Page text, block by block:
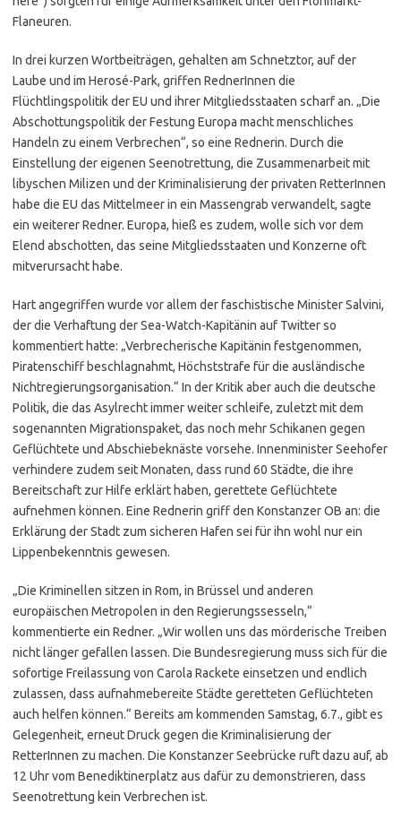
Flaneuren.
In drei kurzen Wortbeiträgen, gehalten am Schnetztor, auf der
Laube und im Herosé-Park, griffen RednerInnen die
Flüchtlingspolitik der EU und ihrer Mitgliedsstaaten scharf an. „Die
Abschottungspolitik der Festung Europa macht menschliches
Handeln zu einem Verbrechen“, so eine Rednerin. Durch die
Einstellung der eigenen Seenotrettung, die Zusammenarbeit mit
libyschen Milizen und der Kriminalisierung der privaten RetterInnen
habe die EU das Mittelmeer in ein Massengrab verwandelt, sagte
ein weiterer Redner. Europa, hieß es zudem, wolle sich vor dem
Elend abschotten, das seine Mitgliedsstaaten und Konzerne oft
mitverursacht habe.
Hart angegriffen wurde vor allem der faschistische Minister Salvini,
der die Verhaftung der Sea-Watch-Kapitänin auf Twitter so
kommentiert hatte: „Verbrecherische Kapitänin festgenommen,
Piratenschiff beschlagnahmt, Höchststrafe für die ausländische
Nichtregierungsorganisation.“ In der Kritik aber auch die deutsche
Politik, die das Asylrecht immer weiter schleife, zuletzt mit dem
sogenannten Migrationspaket, das noch mehr Schikanen gegen
Geflüchtete und Abschiebeknäste vorsehe. Innenminister Seehofer
verhindere zudem seit Monaten, dass rund 60 Städte, die ihre
Bereitschaft zur Hilfe erklärt haben, gerettete Geflüchtete
aufnehmen können. Eine Rednerin griff den Konstanzer OB an: die
Erklärung der Stadt zum sicheren Hafen sei für ihn wohl nur ein
Lippenbekenntnis gewesen.
„Die Kriminellen sitzen in Rom, in Brüssel und anderen
europäischen Metropolen in den Regierungssesseln,“
kommentierte ein Redner. „Wir wollen uns das mörderische Treiben
nicht länger gefallen lassen. Die Bundesregierung muss sich für die
sofortige Freilassung von Carola Rackete einsetzen und endlich
zulassen, dass aufnahmebereite Städte geretteten Geflüchteten
auch helfen können.“ Bereits am kommenden Samstag, 6.7., gibt es
Gelegenheit, erneut Druck gegen die Kriminalisierung der
RetterInnen zu machen. Die Konstanzer Seebrücke ruft dazu auf, ab
12 Uhr vom Benediktinerplatz aus dafür zu demonstrieren, dass
Seenotrettung kein Verbrechen ist.